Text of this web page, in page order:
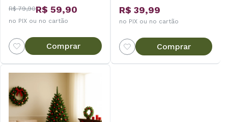
R$ 79,90R$ 59,90
no PIX ou no cartão
Comprar
R$ 39,99
no PIX ou no cartão
Comprar